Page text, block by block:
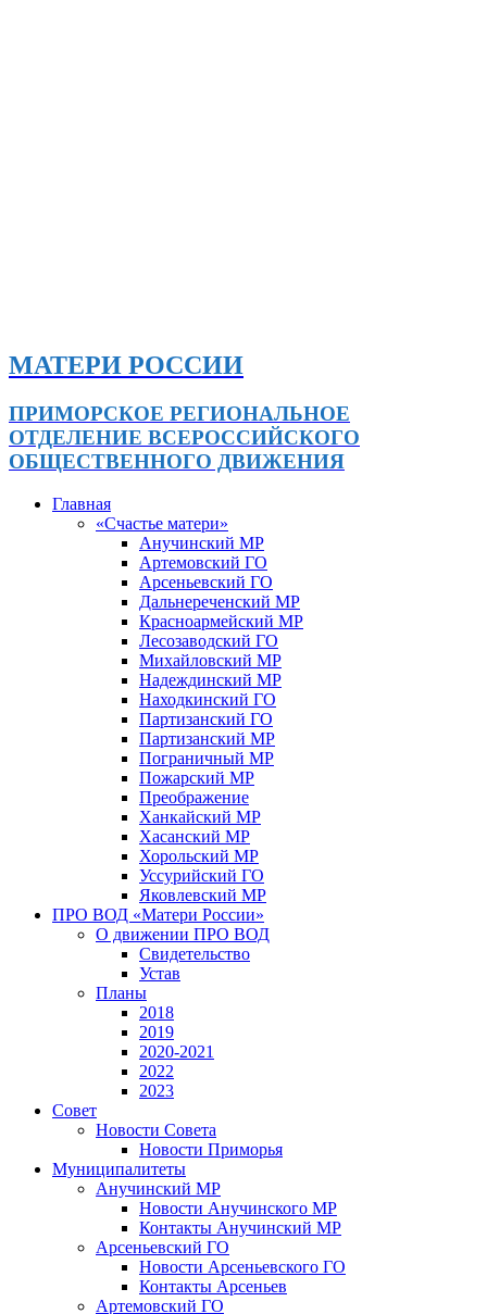
МАТЕРИ РОССИИ
ПРИМОРСКОЕ РЕГИОНАЛЬНОЕ
ОТДЕЛЕНИЕ ВСЕРОССИЙСКОГО
ОБЩЕСТВЕННОГО ДВИЖЕНИЯ
Главная
«Счастье матери»
Анучинский МР
Артемовский ГО
Арсеньевский ГО
Дальнереченский МР
Красноармейский МР
Лесозаводский ГО
Михайловский МР
Надеждинский МР
Находкинский ГО
Партизанский ГО
Партизанский МР
Пограничный МР
Пожарский МР
Преображение
Ханкайский МР
Хасанский МР
Хорольский МР
Уссурийский ГО
Яковлевский МР
ПРО ВОД «Матери России»
О движении ПРО ВОД
Свидетельство
Устав
Планы
2018
2019
2020-2021
2022
2023
Совет
Новости Совета
Новости Приморья
Муниципалитеты
Анучинский МР
Новости Анучинского МР
Контакты Анучинский МР
Арсеньевский ГО
Новости Арсеньевского ГО
Контакты Арсеньев
Артемовский ГО